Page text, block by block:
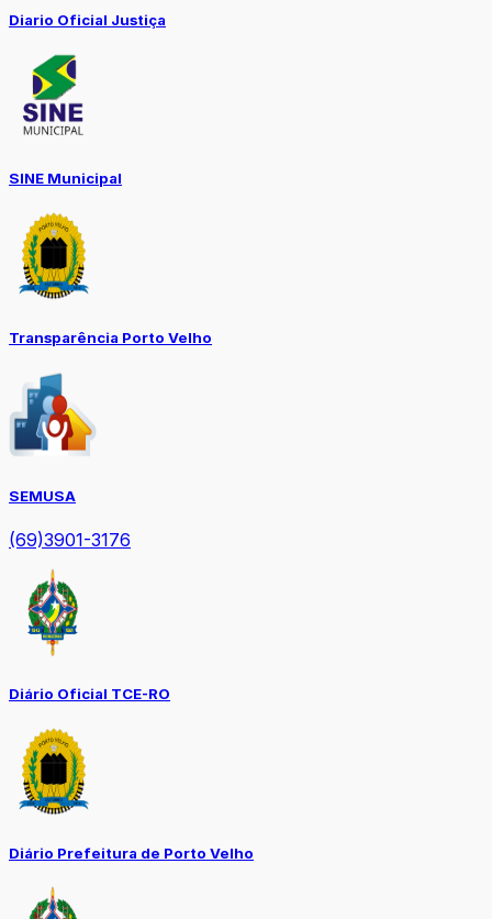
Diario Oficial Justiça
SINE Municipal
Transparência Porto Velho
SEMUSA
(69)3901-3176
Diário Oficial TCE-RO
Diário Prefeitura de Porto Velho